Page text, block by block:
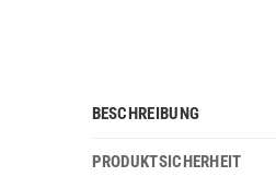
BESCHREIBUNG
PRODUKTSICHERHEIT